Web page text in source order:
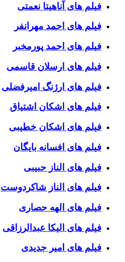
فیلم های آناهیتا نعمتی
فیلم های احمد مهرانفر
فیلم های احمد پورمخبر
فیلم های ارسلان قاسمی
فیلم های ارژنگ امیرفضلی
فیلم های اشکان اشتیاق
فیلم های اشکان خطیبی
فیلم های افسانه بایگان
فیلم های الناز حبیبی
فیلم های الناز شاکردوست
فیلم های الهه حصاری
فیلم های الیکا عبدالرزاقی
فیلم های امیر جدیدی